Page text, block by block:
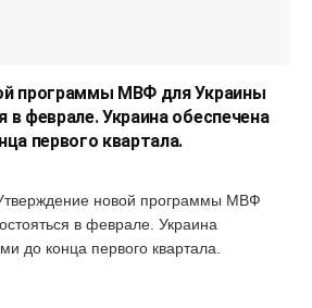
программы МВФ для Украины
феврале. Украина обеспечена
первого квартала.
новой программы МВФ
в феврале. Украина
до конца первого квартала.